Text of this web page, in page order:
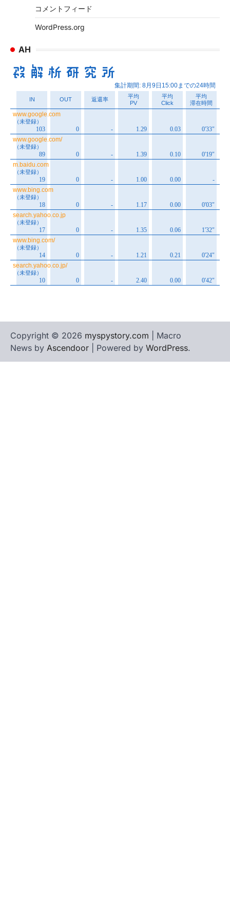
コメントフィード
WordPress.org
AH
Copyright © 2026 myspystory.com | Macro
News by Ascendoor | Powered by WordPress.